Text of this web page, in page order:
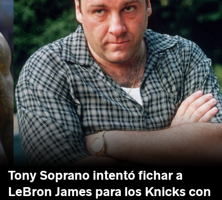
Tony Soprano intentó fichar a
LeBron James para los Knicks con